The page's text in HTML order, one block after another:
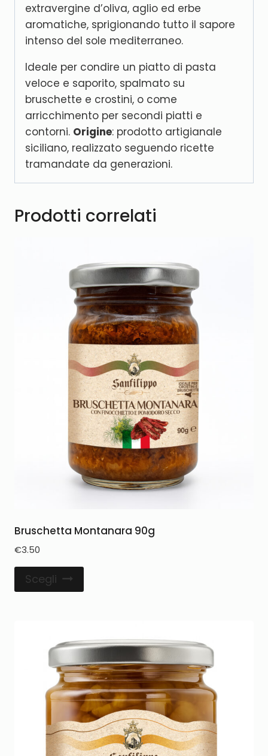
extravergine d’oliva, aglio ed erbe
aromatiche, sprigionando tutto il sapore
intenso del sole mediterraneo.
Ideale per condire un piatto di pasta
veloce e saporito, spalmato su
bruschette e crostini, o come
arricchimento per secondi piatti e
contorni. Origine: prodotto artigianale
siciliano, realizzato seguendo ricette
tramandate da generazioni.
Prodotti correlati
Bruschetta Montanara 90g
€3.50
Scegli